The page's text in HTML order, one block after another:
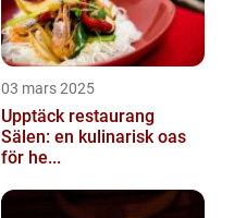
03 mars 2025
Upptäck restaurang
Sälen: en kulinarisk oas
för he...